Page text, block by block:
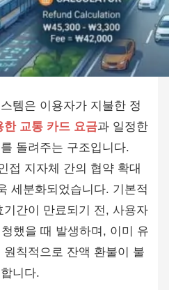
템은 이용자가 지불한 정
한 교통 카드 요금과 일정한
돌려주는 구조입니다.
접 지자체 간의 협약 확대
세분화되었습니다. 기본적
간이 만료되기 전, 사용자
청했을 때 발생하며, 이미 유
칙적으로 잔액 환불이 불
니다.